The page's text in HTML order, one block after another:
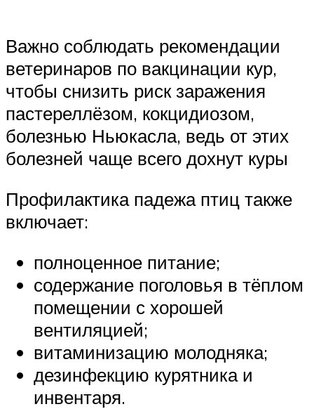
Важно соблюдать рекомендации
ветеринаров по вакцинации кур,
чтобы снизить риск заражения
пастереллёзом, кокцидиозом,
болезнью Ньюкасла, ведь от этих
болезней чаще всего дохнут куры
Профилактика падежа птиц также
включает:
полноценное питание;
содержание поголовья в тёплом
помещении с хорошей
вентиляцией;
витаминизацию молодняка;
дезинфекцию курятника и
инвентаря.